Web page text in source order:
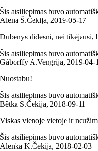
Šis atsiliepimas buvo
Alena Š.Čekija, 2019‑05‑17
Dubenys didesni, nei tikėjausi,
Šis atsiliepimas buvo
Gáborffy A.Vengrija,
Nuostabu!
Šis atsiliepimas buvo
Bětka S.Čekija, 2018‑09‑11
Viskas vienoje vietoje ir
Šis atsiliepimas buvo
Alenka K.Čekija, 2018‑02‑03